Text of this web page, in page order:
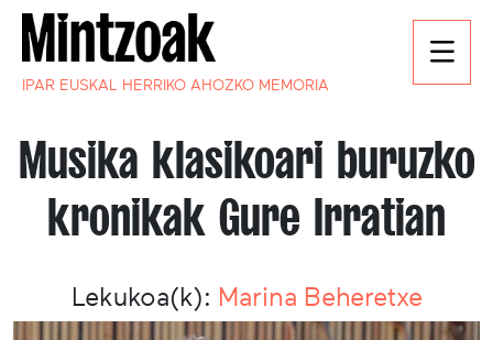
IPAR EUSKAL HERRIKO AHOZKO MEMORIA
Musika klasikoari buruzko
kronikak Gure Irratian
Lekukoa(k): Marina Beheretxe